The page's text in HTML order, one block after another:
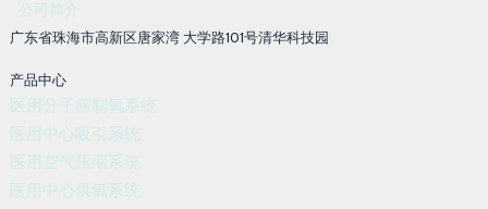
公司简介
广东省珠海市高新区唐家湾 大学路101号清华科技园
产品中心
医用分子筛制氧系统
医用中心吸引系统
医用空气压缩系统
医用中心供氧系统